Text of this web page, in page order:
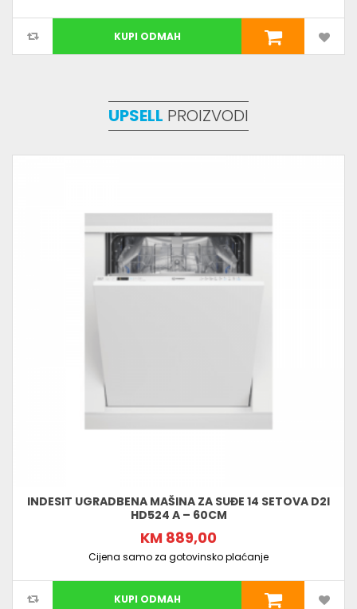
KUPI ODMAH
UPSELL PROIZVODI
INDESIT UGRADBENA MAŠINA ZA SUĐE 14 SETOVA D2I
HD524 A – 60CM
KM 889,00
Cijena samo za gotovinsko plaćanje
KUPI ODMAH